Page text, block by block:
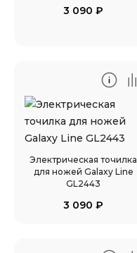
3 090₽
Электрическая точилка
для ножей Galaxy Line
GL2443
3 090₽